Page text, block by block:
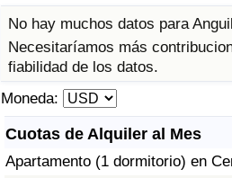
No hay muchos datos para
Necesitaríamos más
fiabilidad de los datos.
Moneda:
Cuotas de Alquiler al Mes
Apartamento (1 dormitorio) en
Índice de Costo de Vida
Índice de costo de vida por país
Índice de Precios de Inmuebles
Índice de Precios de Inmuebles
Índice de Calidad de Vida
Índice de calidad de vida por